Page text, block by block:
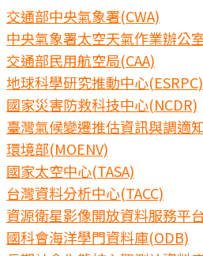
交通部中央氣象署(CWA)
中央氣象署太空天氣作業辦公
交通部民用航空局(CAA)
地球科學研究推動中心(ESRPC)
國家災害防救科技中心(NCDR)
臺灣氣候變遷推估資訊與調適
環境部(MOENV)
國家太空中心(TASA)
台灣資料分析中心(TACC)
資源衛星影像開放資料服務平
國科會海洋學門資料庫(ODB)